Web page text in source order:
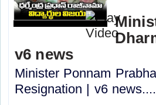
v6 news
Minister Ponnam
Resignation | v6